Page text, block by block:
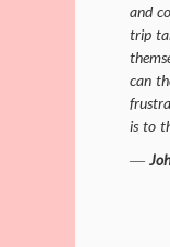
and
trip
can
is to
―